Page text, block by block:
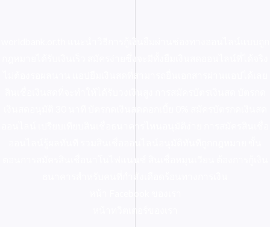
แนะนำวิธีการกู้เงินยืมผ่านช่องทางออนไลน์แบบถูก
กฎหมายได้รับเงินเร็ว สมัครง่ายซึ่งจะมีทั้งยืมเงินสดออนไลน์ที่ได้จริง
ไม่ต้องรอผลนาน แอปยืมเงินสดที่สามารถยื่นเอกสารผ่านแอปได้เลย
เงินสดอนุมัติ 30 นาที บัตรกดเงินสดดอกเบี้ย 0% สมัครบัตรกดเงินสด
ตอนการสมัครสินเชื่อนาโนไฟแนนซ์ สินเชื่อหมุนเวียน ต้องการกู้เงิน
ธนาคารสำหรับคนที่กำลังเดือดร้อนทางการเงิน
หน้า Facebook ของเรา
หน้าทวิตเตอร์ของเรา